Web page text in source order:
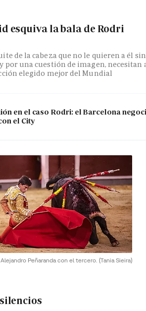
esquiva la bala de Rodri
de la cabeza que no le quieren a él
por una cuestión de imagen, necesitan
elegido mejor del Mundial
en el caso Rodri: el Barcelona
el City
Alejandro Peñaranda con el tercero. (Tania Sieira)